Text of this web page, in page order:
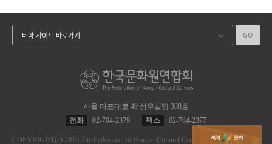
서울 마포대로 49 성우빌딩 308호
전화
02-704-2379 팩스 02-704-2377
COPYRIGHT(c) 2018 The Federation of Korean Cultural Centers. ALL RIGHT RES
테마 사이트 바로가기 GO